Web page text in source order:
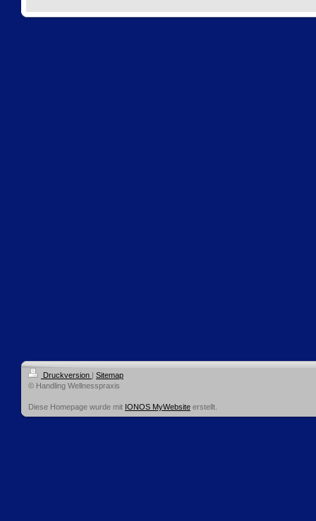
Druckversion | Sitemap
© Handling Wellnesspraxis
Diese Homepage wurde mit IONOS MyWebsite erstellt.